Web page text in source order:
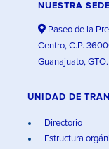
NUESTRA SEDE
Paseo de la
Centro, C.P.
Guanajuato, GTO.
UNIDAD DE
Directorio
Estructura